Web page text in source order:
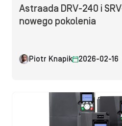
Astraada DRV-240 i
nowego pokolenia
Piotr Knapik 2026-02-16